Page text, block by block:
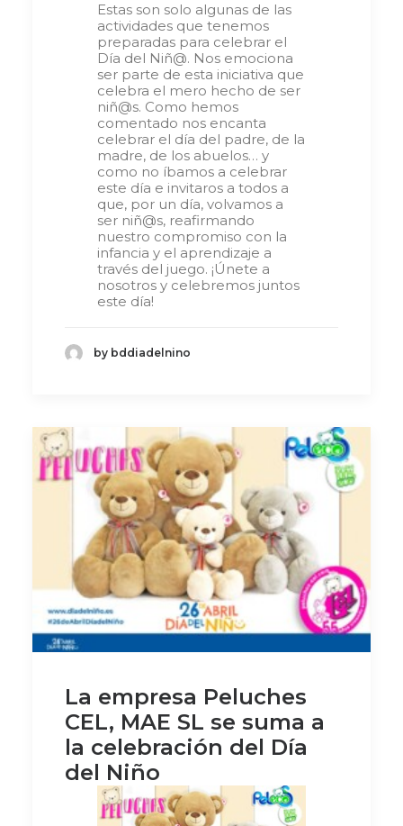
Estas son solo algunas de las
actividades que tenemos
preparadas para celebrar el
Día del Niñ@. Nos emociona
ser parte de esta iniciativa que
celebra el mero hecho de ser
niñ@s. Como hemos
comentado nos encanta
celebrar el día del padre, de la
madre, de los abuelos… y
como no íbamos a celebrar
este día e invitaros a todos a
que, por un día, volvamos a
ser niñ@s, reafirmando
nuestro compromiso con la
infancia y el aprendizaje a
través del juego. ¡Únete a
nosotros y celebremos juntos
este día!
by bddiadelnino
La empresa Peluches
CEL, MAE SL se suma a
la celebración del Día
del Niño